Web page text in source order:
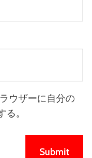
ウザーに自分の
。